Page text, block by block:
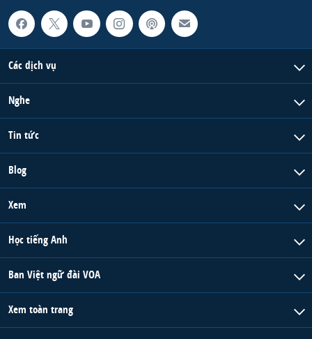
BÊN KIA QUỐC LỘ: TIẾNG VỌNG TỪ NÔNG THÔN MỸ
Các dịch vụ
Nghe
Tin tức
Blog
Xem
Học tiếng Anh
Ban Việt ngữ đài VOA
Xem toàn trang